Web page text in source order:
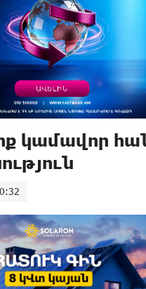
կամավոր